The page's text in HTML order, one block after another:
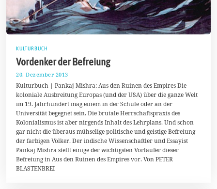
KULTURBUCH
Vordenker der Befreiung
20. Dezember 2013
.
D
e
z
m
b
e
r
2
0
Kulturbuch | Pankaj Mishra: Aus den Ruinen des Empires Die
koloniale Ausbreitung Europas (und der USA) über die ganze Welt
im 19. Jahrhundert mag einem in der Schule oder an der
Universität begegnet sein. Die brutale Herrschaftspraxis des
Kolonialismus ist aber nirgends Inhalt des Lehrplans. Und schon
gar nicht die überaus mühselige politische und geistige Befreiung
der farbigen Völker. Der indische Wissenschaftler und Essayist
Pankaj Mishra stellt einige der wichtigsten Vorläufer dieser
Befreiung in Aus den Ruinen des Empires vor. Von PETER
BLASTENBREI